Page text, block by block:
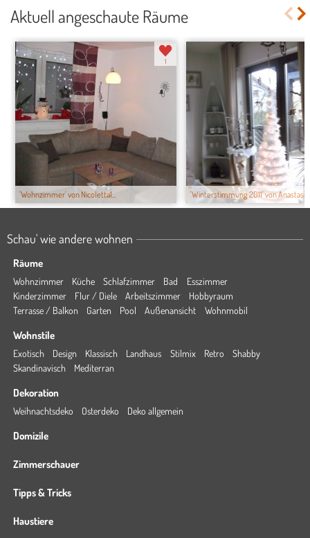
Aktuell angeschaute Räume
'Wohnzimmer' von Nicoletta1...
1
'Winterstimmung 2011' von
Schau' wie andere wohnen
Räume
Wohnzimmer Küche Schlafzimmer Bad
Esszimmer
Kinderzimmer
Flur / Diele Arbeitszimmer
Hobbyraum
Terrasse / Balkon
Garten Pool Außenansicht Wohnmobil
Wohnstile
Exotisch Design Klassisch Landhaus Stilmix Retro
Shabby
Skandinavisch
Mediterran
Dekoration
Weihnachtsdeko Osterdeko Deko allgemein
Domizile
Zimmerschauer
Tipps & Tricks
Haustiere